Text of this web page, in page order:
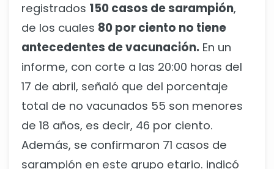
registrados 150 casos de sarampión,
de los cuales 80 por ciento no tiene
antecedentes de vacunación. En un
informe, con corte a las 20:00 horas del
17 de abril, señaló que del porcentaje
total de no vacunados 55 son menores
de 18 años, es decir, 46 por ciento.
Además, se confirmaron 71 casos de
sarampión en este grupo etario. indicó